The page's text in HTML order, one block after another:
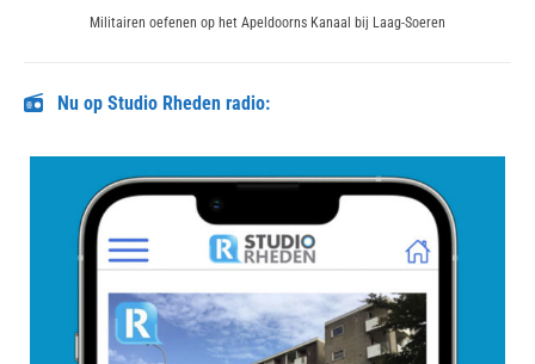
Next
Militairen oefenen op het Apeldoorns Kanaal bij Laag-Soeren
Nu op Studio Rheden radio: